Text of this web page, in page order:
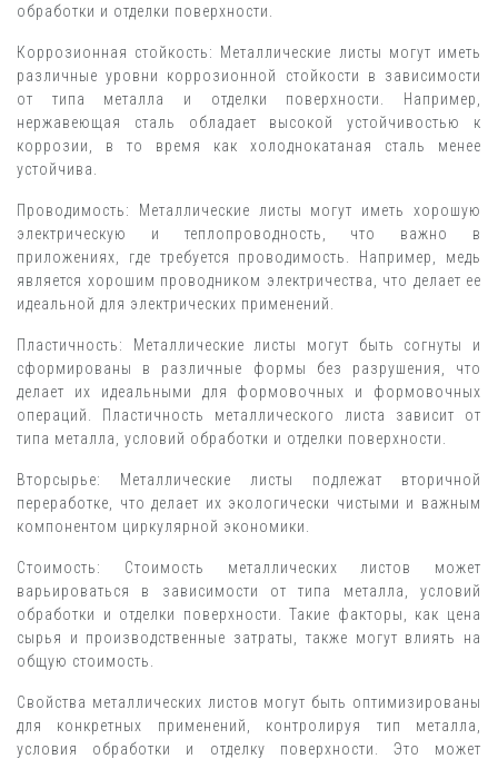
обработки и отделки поверхности.
Коррозионная стойкость: Металлические листы могут иметь
различные уровни коррозионной стойкости в зависимости
от типа металла и отделки поверхности. Например,
нержавеющая сталь обладает высокой устойчивостью к
коррозии, в то время как холоднокатаная сталь менее
устойчива.
Проводимость: Металлические листы могут иметь хорошую
электрическую и теплопроводность, что важно в
приложениях, где требуется проводимость. Например, медь
является хорошим проводником электричества, что делает ее
идеальной для электрических применений.
Пластичность: Металлические листы могут быть согнуты и
сформированы в различные формы без разрушения, что
делает их идеальными для формовочных и формовочных
операций. Пластичность металлического листа зависит от
типа металла, условий обработки и отделки поверхности.
Вторсырье: Металлические листы подлежат вторичной
переработке, что делает их экологически чистыми и важным
компонентом циркулярной экономики.
Стоимость: Стоимость металлических листов может
варьироваться в зависимости от типа металла, условий
обработки и отделки поверхности. Такие факторы, как цена
сырья и производственные затраты, также могут влиять на
общую стоимость.
Свойства металлических листов могут быть оптимизированы
для конкретных применений, контролируя тип металла,
условия обработки и отделку поверхности. Это может